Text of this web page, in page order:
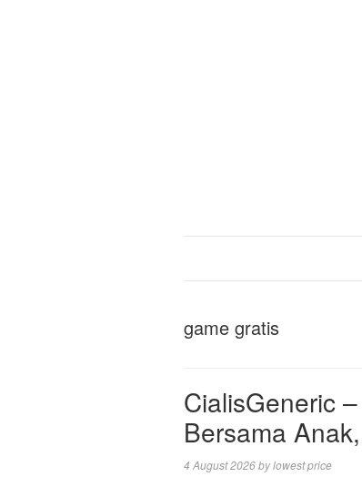
game gratis
CialisGeneric
Bersama
4 August 2026bylowest price